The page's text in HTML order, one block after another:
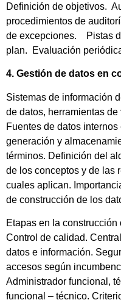
Definición de objetivos.
procedimientos de
de excepciones. Pistas
plan. Evaluación
4. Gestión de datos en
Sistemas de información
de datos, herramientas
Fuentes de datos
generación y
términos. Definición del
de los conceptos y de las
cuales aplican.
de construcción de los
Etapas en la
Control de calidad.
datos e información.
accesos según
Administrador funcional,
funcional – técnico.